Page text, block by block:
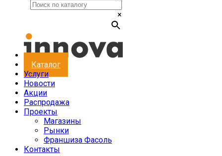
×
Каталог
Услуги
Новости
Акции
Распродажа
Проекты
Магазины
Рынки
Франшиза Фасоль
Контакты